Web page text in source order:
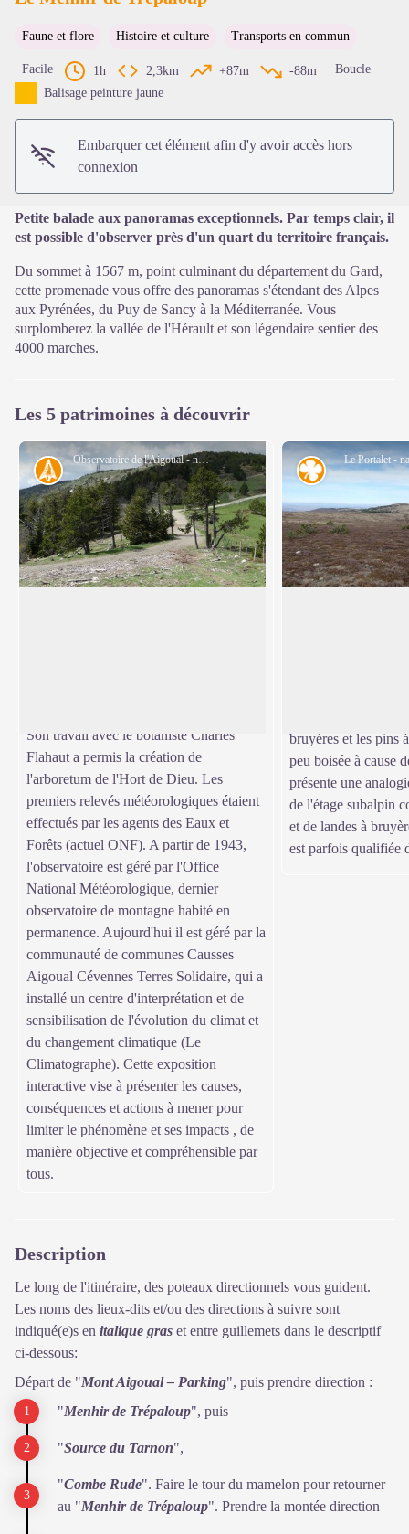
Voir l'image en plein écran
Faune et flore Histoire et culture Transports en commun
Facile 1h 2,3km +87m -88m
Boucle
Balisage peinture jaune
Embarquer cet élément afin d'y avoir accès hors
connexion
Petite balade aux panoramas exceptionnels. Par temps clair, il
est possible d'observer près d'un quart du territoire français.
Du sommet à 1567 m, point culminant du département du Gard,
cette promenade vous offre des panoramas s'étendant des Alpes
aux Pyrénées, du Puy de Sancy à la Méditerranée. Vous
surplomberez la vallée de l'Hérault et son légendaire sentier des
4000 marches.
Les 5 patrimoines à découvrir
Observatoire de l'Aigoual - nathalie.thomas
Histoire
Son travail avec le botaniste Charles
Flahaut a permis la création de
l'arboretum de l'Hort de Dieu. Les
premiers relevés météorologiques étaient
effectués par les agents des Eaux et
Forêts (actuel ONF). A partir de 1943,
l'observatoire est géré par l'Office
National Météorologique, dernier
observatoire de montagne habité en
permanence. Aujourd'hui il est géré par la
communauté de communes Causses
Aigoual Cévennes Terres Solidaire, qui a
installé un centre d'interprétation et de
sensibilisation de l'évolution du climat et
du changement climatique (Le
Climatographe). Cette exposition
interactive vise à présenter les causes,
conséquences et actions à mener pour
limiter le phénomène et ses impacts , de
manière objective et compréhensible par
tous.
Le Portalet -
Flore
bruyères et les pins
peu boisée à cause
présente une
de l'étage subalpin
et de landes à
est parfois qualifiée
Description
Le long de l'itinéraire, des poteaux directionnels vous guident.
Les noms des lieux-dits et/ou des directions à suivre sont
indiqué(e)s en italique gras et entre guillemets dans le descriptif
ci-dessous:
Départ de "Mont Aigoual – Parking", puis prendre direction :
"Menhir de Trépaloup", puis
"Source du Tarnon",
"Combe Rude". Faire le tour du mamelon pour retourner
au "Menhir de Trépaloup". Prendre la montée direction